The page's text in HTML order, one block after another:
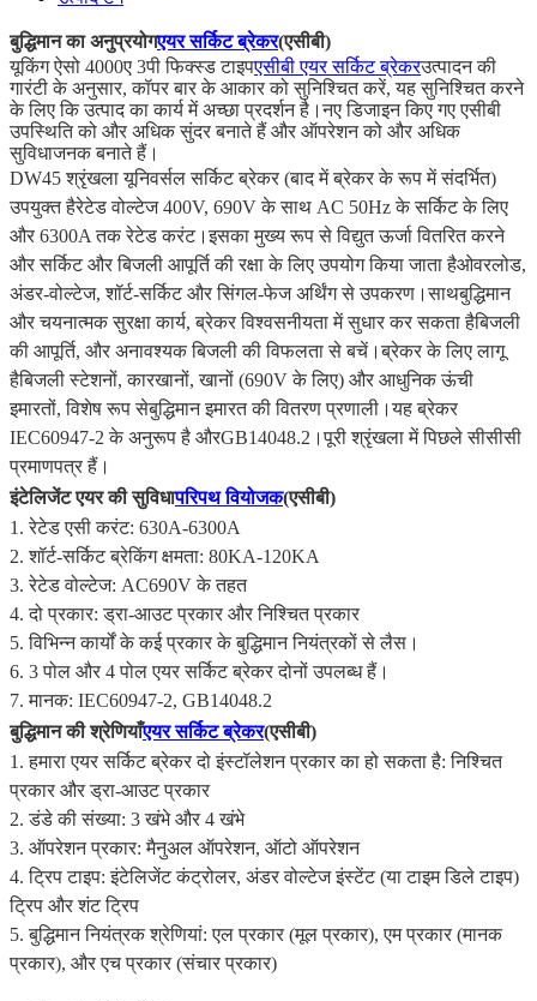
बुद्धिमान का अनुप्रयोगएयर सर्किट ब्रेकर(एसीबी)
यूकिंग ऐसो 4000ए 3पी फिक्स्ड टाइपएसीबी एयर सर्किट ब्रेकरउत्पादन की
गारंटी के अनुसार, कॉपर बार के आकार को सुनिश्चित करें, यह सुनिश्चित करने
के लिए कि उत्पाद का कार्य में अच्छा प्रदर्शन है।नए डिजाइन किए गए एसीबी
उपस्थिति को और अधिक सुंदर बनाते हैं और ऑपरेशन को और अधिक
सुविधाजनक बनाते हैं।
DW45 श्रृंखला यूनिवर्सल सर्किट ब्रेकर (बाद में ब्रेकर के रूप में संदर्भित)
उपयुक्त हैरेटेड वोल्टेज 400V, 690V के साथ AC 50Hz के सर्किट के लिए
और 6300A तक रेटेड करंट।इसका मुख्य रूप से विद्युत ऊर्जा वितरित करने
और सर्किट और बिजली आपूर्ति की रक्षा के लिए उपयोग किया जाता हैओवरलोड,
अंडर-वोल्टेज, शॉर्ट-सर्किट और सिंगल-फेज अर्थिंग से उपकरण।साथबुद्धिमान
और चयनात्मक सुरक्षा कार्य, ब्रेकर विश्वसनीयता में सुधार कर सकता हैबिजली
की आपूर्ति, और अनावश्यक बिजली की विफलता से बचें।ब्रेकर के लिए लागू
हैबिजली स्टेशनों, कारखानों, खानों (690V के लिए) और आधुनिक ऊंची
इमारतों, विशेष रूप सेबुद्धिमान इमारत की वितरण प्रणाली।यह ब्रेकर
IEC60947-2 के अनुरूप है औरGB14048.2।पूरी श्रृंखला में पिछले सीसीसी
प्रमाणपत्र हैं।
इंटेलिजेंट एयर की सुविधापरिपथ वियोजक(एसीबी)
1. रेटेड एसी करंट: 630A-6300A
2. शॉर्ट-सर्किट ब्रेकिंग क्षमता: 80KA-120KA
3. रेटेड वोल्टेज: AC690V के तहत
4. दो प्रकार: ड्रा-आउट प्रकार और निश्चित प्रकार
5. विभिन्न कार्यों के कई प्रकार के बुद्धिमान नियंत्रकों से लैस।
6. 3 पोल और 4 पोल एयर सर्किट ब्रेकर दोनों उपलब्ध हैं।
7. मानक: IEC60947-2, GB14048.2
बुद्धिमान की श्रेणियाँएयर सर्किट ब्रेकर(एसीबी)
1. हमारा एयर सर्किट ब्रेकर दो इंस्टॉलेशन प्रकार का हो सकता है: निश्चित
प्रकार और ड्रा-आउट प्रकार
2. डंडे की संख्या: 3 खंभे और 4 खंभे
3. ऑपरेशन प्रकार: मैनुअल ऑपरेशन, ऑटो ऑपरेशन
4. ट्रिप टाइप: इंटेलिजेंट कंट्रोलर, अंडर वोल्टेज इंस्टेंट (या टाइम डिले टाइप)
ट्रिप और शंट ट्रिप
5. बुद्धिमान नियंत्रक श्रेणियां: एल प्रकार (मूल प्रकार), एम प्रकार (मानक
प्रकार), और एच प्रकार (संचार प्रकार)